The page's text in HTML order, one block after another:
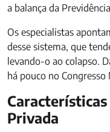
a balança da
Os especialistas
desse sistema, que
levando-o ao colapso.
há pouco no Congresso
Privada